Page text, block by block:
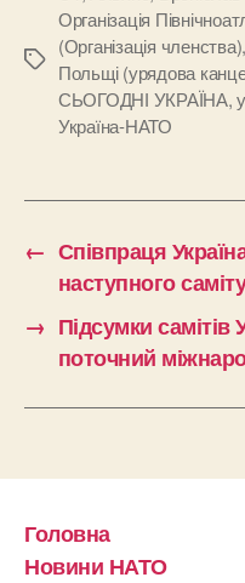
Позначки
Організація
(Організація членства),
Польщі (урядова
СЬОГОДНІ УКРАЇНА,
Україна-НАТО
← Співпраця
наступного
→ Підсумки
поточний
Головна
Новини НАТО